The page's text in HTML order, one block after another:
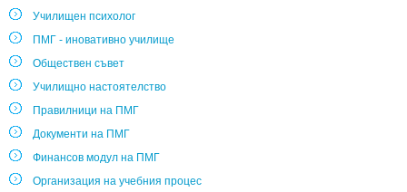
Училищен психолог
ПМГ - иновативно училище
Обществен съвет
Училищно настоятелство
Правилници на ПМГ
Документи на ПМГ
Финансов модул на ПМГ
Организация на учебния процес